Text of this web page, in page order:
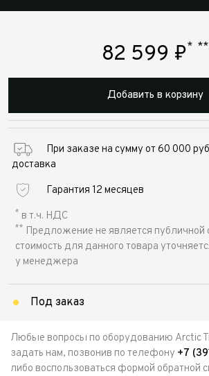
82 599 ₽* **
Добавить в корзину
При заказе на сумму от 60 000
доставка
Гарантия 12 месяцев
* в т.ч. НДС
** Предложение не является публичной
стоимость для данного товара
у менеджера
Под заказ
Любые вопросы по оборудованию Arctic
задать нам, позвонив по телефону +7
либо воспользоваться формой обратной